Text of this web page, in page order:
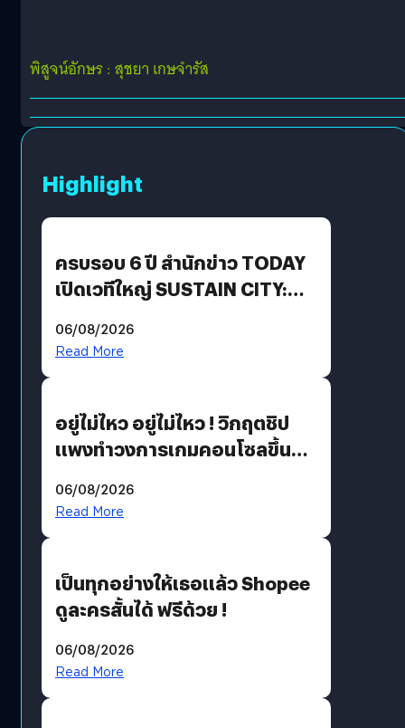
พิสูจน์อักษร : สุชยา เกษจำรัส
Highlight
ครบรอบ 6 ปี สำนักข่าว TODAY
เปิดเวทีใหญ่ SUSTAIN CITY:
แนวทางปรับตัวสู่เศรษฐกิจสี
06/08/2026
Read More
อยู่ไม่ไหว อยู่ไม่ไหว ! วิกฤตชิป
แพงทำวงการเกมคอนโซลขึ้น
?
06/08/2026
Read More
เป็นทุกอย่างให้เธอแล้ว Shopee
ดูละครสั้นได้ ฟรีด้วย !
06/08/2026
Read More